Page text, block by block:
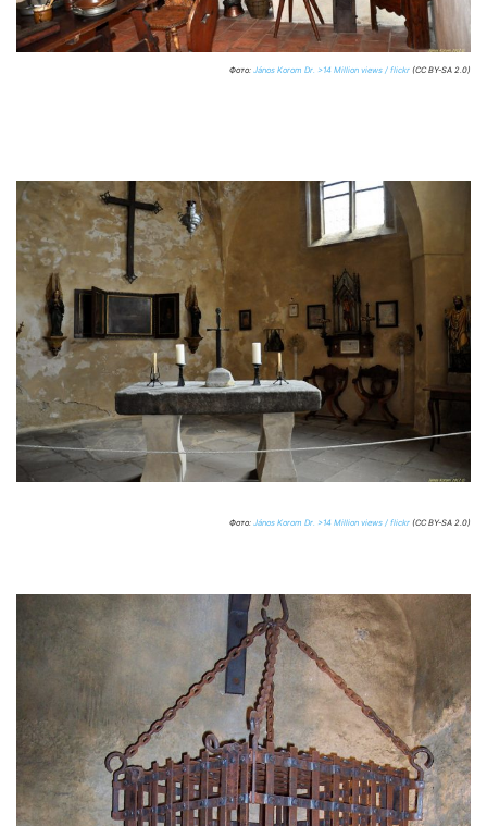
Фото: János Korom Dr. >14 Million views / flickr (CC BY-SA 2.0)
Фото: János Korom Dr. >14 Million views / flickr (CC BY-SA 2.0)